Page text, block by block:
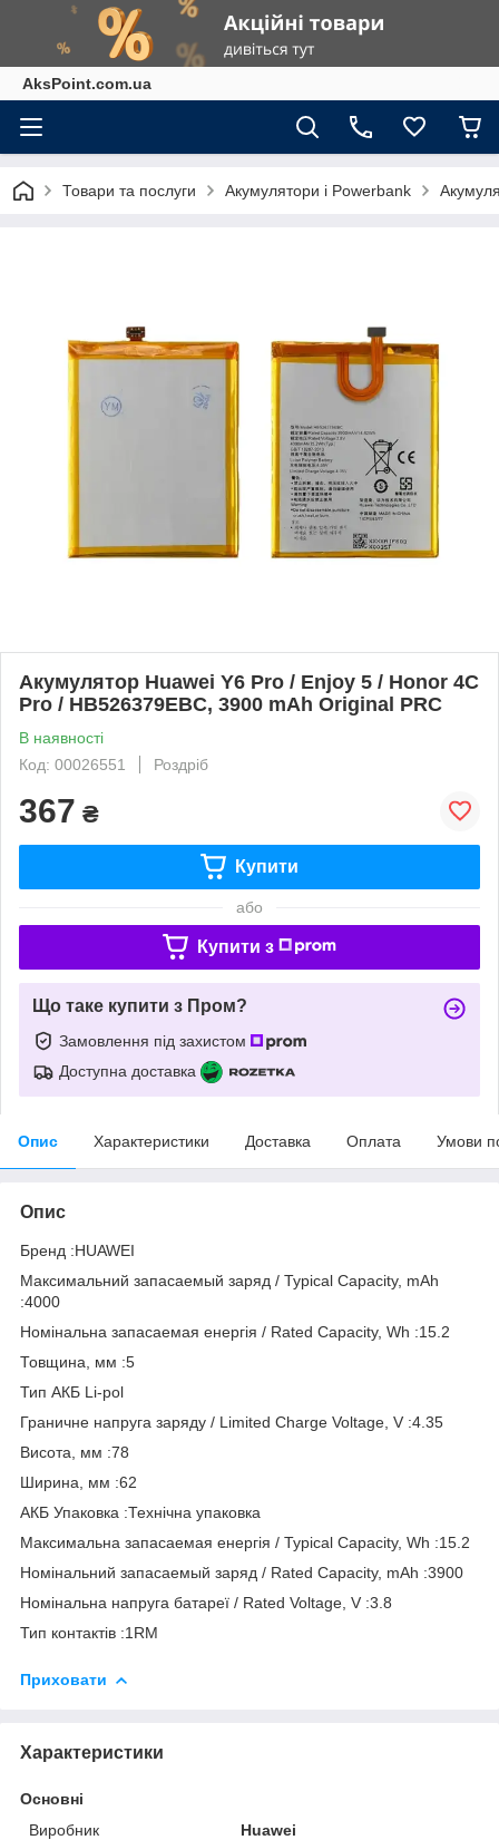
AksPoint.com.ua
Товари та послуги Акумулятори і Powerbank
Акумулятор Huawei Y6 Pro / Enjoy 5 / Honor 4C
Pro / HB526379EBC, 3900 mAh Original PRC
В наявності
Код: 00026551
Роздріб
367 ₴
Купити
або
Купити з
Що таке купити з Пром?
Замовлення під захистом
Доступна доставка
Опис Характеристики Доставка Оплата Умови
Опис
Бренд :HUAWEI
Максимальний запасаемый заряд / Typical Capacity, mAh
:4000
Номінальна запасаемая енергія / Rated Capacity, Wh :15.2
Товщина, мм :5
Тип АКБ Li-pol
Граничне напруга заряду / Limited Charge Voltage, V :4.35
Висота, мм :78
Ширина, мм :62
АКБ Упаковка :Технічна упаковка
Максимальна запасаемая енергія / Typical Capacity, Wh :15.2
Номінальний запасаемый заряд / Rated Capacity, mAh :3900
Номінальна напруга батареї / Rated Voltage, V :3.8
Тип контактів :1RM
Приховати
Характеристики
Основні
Виробник
Huawei